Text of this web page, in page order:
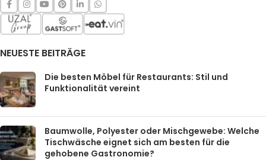
NEUESTE BEITRÄGE
Die besten Möbel für Restaurants: Stil und
Funktionalität vereint
Baumwolle, Polyester oder Mischgewebe: Welche
Tischwäsche eignet sich am besten für die
gehobene Gastronomie?